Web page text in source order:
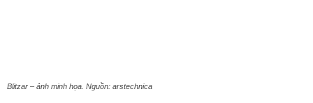
Blitzar – ảnh minh họa. Nguồn: arstechnica